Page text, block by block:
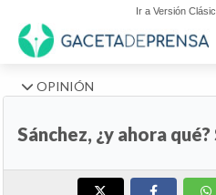
Ir a Versión
OPINIÓN
Sánchez, ¿y ahora